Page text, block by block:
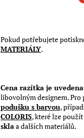
Pokud potřebujete
MATERIÁLY.
Cena razítka je
libovolným designem.
podušku s barvou,
COLORIS, které lze
sklaa dalších materiálů.